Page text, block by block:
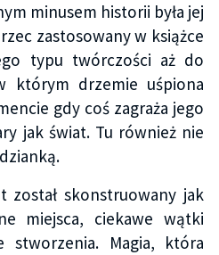
minusem historii była jej
zastosowany w książce
typu twórczości aż do
którym drzemie uśpiona
gdy coś zagraża jego
jak świat. Tu również nie
został skonstruowany jak
miejsca, ciekawe wątki
stworzenia. Magia, która